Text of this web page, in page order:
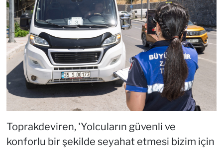
Toprakdeviren, 'Yolcuların güvenli ve
konforlu bir şekilde seyahat etmesi bizim için